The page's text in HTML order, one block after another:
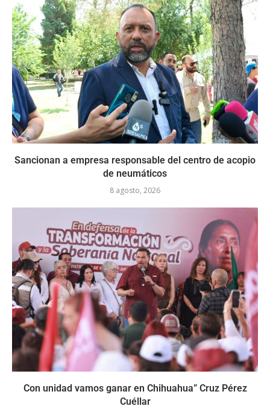
Sancionan a empresa responsable del centro de acopio
de neumáticos
8 agosto, 2026
Con unidad vamos ganar en Chihuahua” Cruz Pérez
Cuéllar